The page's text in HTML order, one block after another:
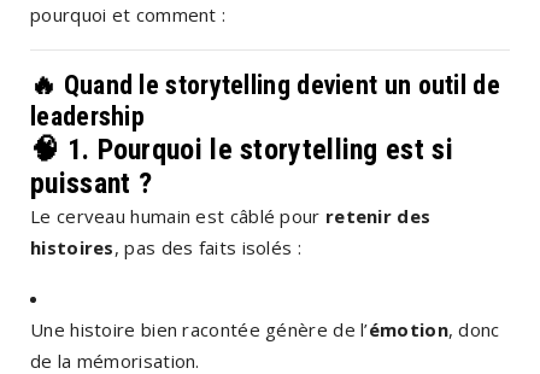
pourquoi et comment :
🔥 Quand lestorytelling devient un outil de
leadership
🧠 1. Pourquoi le storytelling est si
puissant ?
Le cerveau humain est câblé pour retenir des
histoires, pas des faits isolés :
Une histoire bien racontée génère de l’émotion, donc
de la mémorisation.